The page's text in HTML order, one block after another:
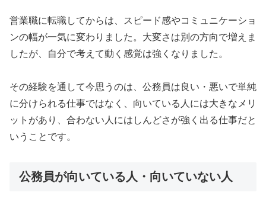
営業職に転職してからは、スピード感やコミュニケーショ
ンの幅が一気に変わりました。大変さは別の方向で増えま
したが、自分で考えて動く感覚は強くなりました。
その経験を通して今思うのは、公務員は良い・悪いで単純
に分けられる仕事ではなく、向いている人には大きなメリ
ットがあり、合わない人にはしんどさが強く出る仕事だと
いうことです。
公務員が向いている人・向いていない人